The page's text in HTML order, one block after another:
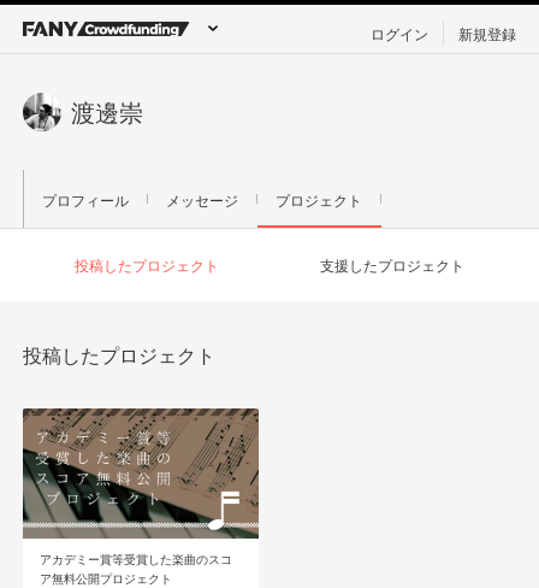
ログイン 新規登録
渡邊崇
プロフィール メッセージ プロジェクト
投稿したプロジェクト 支援したプロジェクト
投稿したプロジェクト
アカデミー賞等受賞した楽曲のスコ
ア無料公開プロジェクト